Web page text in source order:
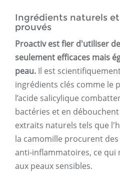
Ingrédients naturels
prouvés
Proactiv est fier d'utiliser
seulement efficaces mais
peau. Il est
ingrédients clés comme le
l’acide salicylique
bactéries et en
extraits naturels tels que
la camomille procurent
anti-inflammatoires, ce qui
aux peaux sensibles.